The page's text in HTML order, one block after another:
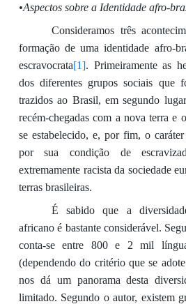
•Aspectos sobre a Identidade afro-
Consideramos três
formação de uma identidade afro-
escravocrata[1]. Primeiramente as
dos diferentes grupos sociais que
trazidos ao Brasil, em segundo
recém-chegadas com a nova terra e
se estabelecido, e, por fim, o
por sua condição de
extremamente racista da sociedade
terras brasileiras.
É sabido que a
africano é bastante considerável.
conta-se entre 800 e 2 mil
(dependendo do critério que se
nos dá um panorama desta
limitado. Segundo o autor, existem